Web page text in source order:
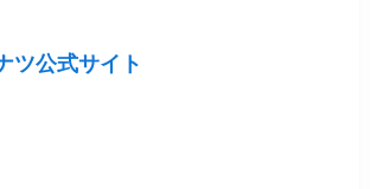
ツ公式サイト